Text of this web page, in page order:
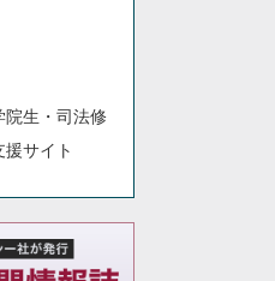
院生・司法修
サイト